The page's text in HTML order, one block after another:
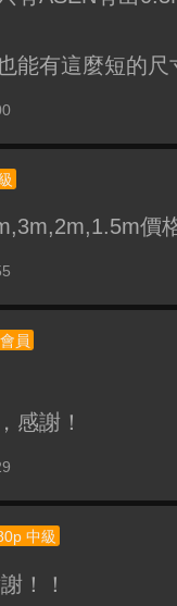
能有這麼短的尺
價
員
感謝！
中級
！！